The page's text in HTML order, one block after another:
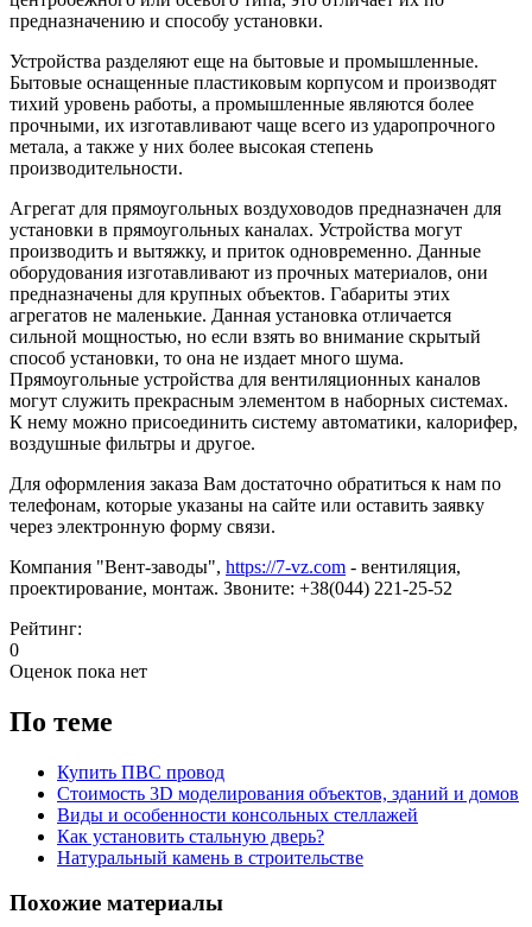
предназначению и способу установки.
Устройства разделяют еще на бытовые и промышленные.
Бытовые оснащенные пластиковым корпусом и производят
тихий уровень работы, а промышленные являются более
прочными, их изготавливают чаще всего из ударопрочного
метала, а также у них более высокая степень
производительности.
Агрегат для прямоугольных воздуховодов предназначен для
установки в прямоугольных каналах. Устройства могут
производить и вытяжку, и приток одновременно. Данные
оборудования изготавливают из прочных материалов, они
предназначены для крупных объектов. Габариты этих
агрегатов не маленькие. Данная установка отличается
сильной мощностью, но если взять во внимание скрытый
способ установки, то она не издает много шума.
Прямоугольные устройства для вентиляционных каналов
могут служить прекрасным элементом в наборных системах.
К нему можно присоединить систему автоматики, калорифер,
воздушные фильтры и другое.
Для оформления заказа Вам достаточно обратиться к нам по
телефонам, которые указаны на сайте или оставить заявку
через электронную форму связи.
Компания "Вент-заводы", https://7-vz.com - вентиляция,
проектирование, монтаж. Звоните: +38(044) 221-25-52
Рейтинг:
0
Оценок пока нет
По теме
Купить ПВС провод
Стоимость 3D моделирования объектов, зданий и домов
Виды и особенности консольных стеллажей
Как установить стальную дверь?
Натуральный камень в строительстве
Похожие материалы